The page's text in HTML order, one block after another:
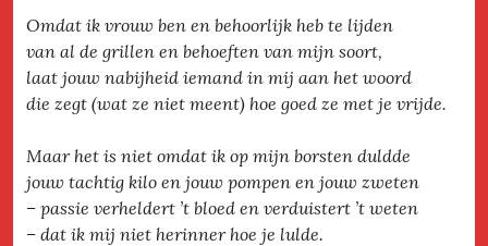
Omdat ik vrouw ben en behoorlijk heb te lijden
van al de grillen en behoeften van mijn soort,
laat jouw nabijheid iemand in mij aan het woord
die zegt (wat ze niet meent) hoe goed ze met je vrijde.
Maar het is niet omdat ik op mijn borsten duldde
jouw tachtig kilo en jouw pompen en jouw zweten
– passie verheldert ’t bloed en verduistert ’t weten
– dat ik mij niet herinner hoe je lulde.